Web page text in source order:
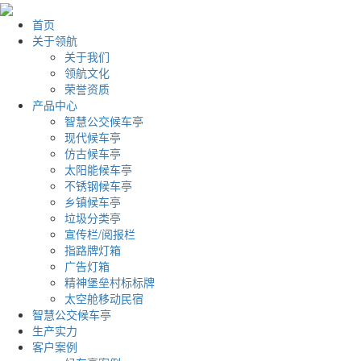
首页
关于领航
关于我们
领航文化
荣誉资质
产品中心
智慧公交候车亭
现代候车亭
仿古候车亭
太阳能候车亭
不锈钢候车亭
乡镇候车亭
垃圾分类亭
宣传栏/阅报栏
指路牌灯箱
广告灯箱
精神堡垒村标标牌
太空舱移动民宿
智慧公交候车亭
生产实力
客户案例